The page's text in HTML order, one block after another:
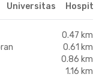
Universitas Hospital
0.47 km
0.61 km
0.86 km
1.16 km